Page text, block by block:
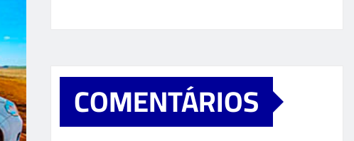
COMENTÁRIOS